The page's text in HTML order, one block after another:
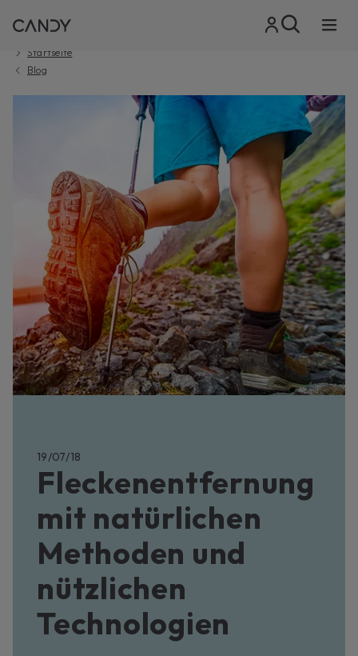
Startseite
Blog
19/07/18
Fleckenentfernung
mit natürlichen
Methoden und
nützlichen
Technologien